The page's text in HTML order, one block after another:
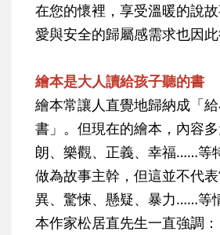
在您的懷裡，享受溫暖的說
愛與安全的歸屬感需求也因此
繪本是大人讀給孩子聽的書
繪本常讓人直覺地歸納成「
書」。但現在的繪本，內容
朗、樂觀、正義、幸福……等
做為故事主幹，但這並不代
異、驚悚、懸疑、暴力……等
本作家松居直先生一直強調